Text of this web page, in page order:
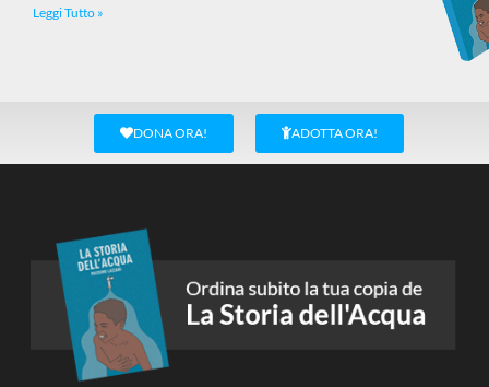
Leggi Tutto »
DONA ORA! ADOTTA ORA!